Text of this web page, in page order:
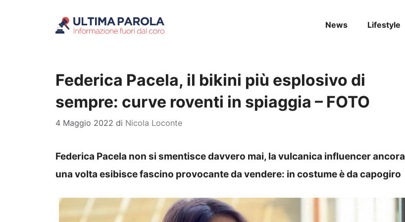
News Lifestyle
Federica Pacela, il bikini più esplosivo di
sempre: curve roventi in spiaggia – FOTO
4 Maggio 2022 di Nicola Loconte
Federica Pacela non si smentisce davvero mai, la vulcanica influencer ancora
una volta esibisce fascino provocante da vendere: in costume è da capogiro